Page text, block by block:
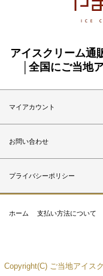
アイスクリーム通
│全国にご当地
マイアカウント
お問い合わせ
プライバシーポリシー
ホーム 支払い方法について
Copyright(C) ご当地アイス